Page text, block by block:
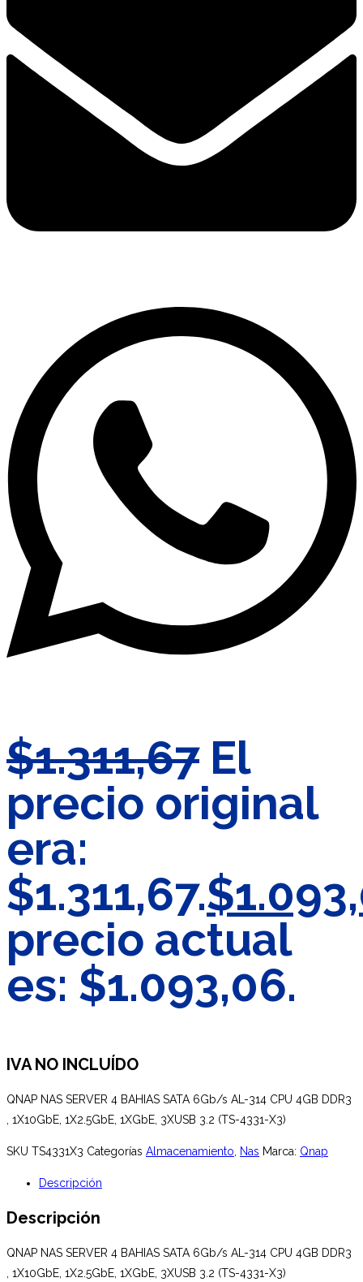
$1.311,67 El
precio original
era:
$1.311,67.$
precio actual
es: $1.093,06.
IVA NO INCLUÍDO
QNAP NAS SERVER 4 BAHIAS SATA 6Gb/s AL-314 CPU 4GB DDR3
, 1X10GbE, 1X2.5GbE, 1XGbE, 3XUSB 3.2 (TS-4331-X3)
SKU TS4331X3 Categorías Almacenamiento Nas Marca: Qnap
Descripción
Descripción
QNAP NAS SERVER 4 BAHIAS SATA 6Gb/s AL-314 CPU 4GB DDR3
, 1X10GbE, 1X2.5GbE, 1XGbE, 3XUSB 3.2 (TS-4331-X3)